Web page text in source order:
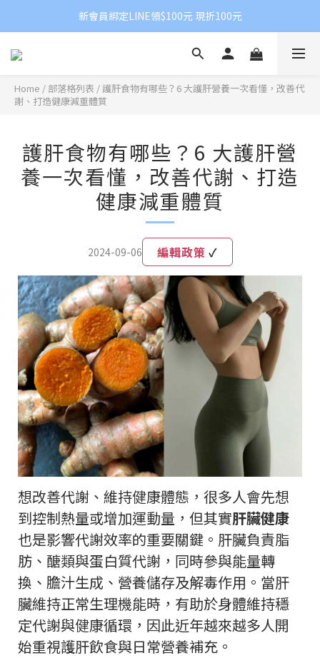
新會員綁定LINE領$100元 現折100元
Home / 部落格列表 /護肝食物有哪些？6 大護肝營養一次看懂，改善代
謝、打造健康減重體質
護肝食物有哪些？6 大護肝營
養一次看懂，改善代謝、打造
健康減重體質
2024-09-06 編輯政策 ✓
想改善代謝、維持健康體態，很多人會先想
到控制熱量或增加運動量，但其實肝臟健康
也是影響代謝效率的重要關鍵。肝臟負責脂
肪、醣類與蛋白質代謝，同時參與能量轉
換、膽汁生成、營養儲存及解毒作用。當肝
臟維持正常生理機能時，有助於身體維持穩
定代謝與健康循環，因此近年越來越多人開
始重視護肝飲食與日常營養補充。